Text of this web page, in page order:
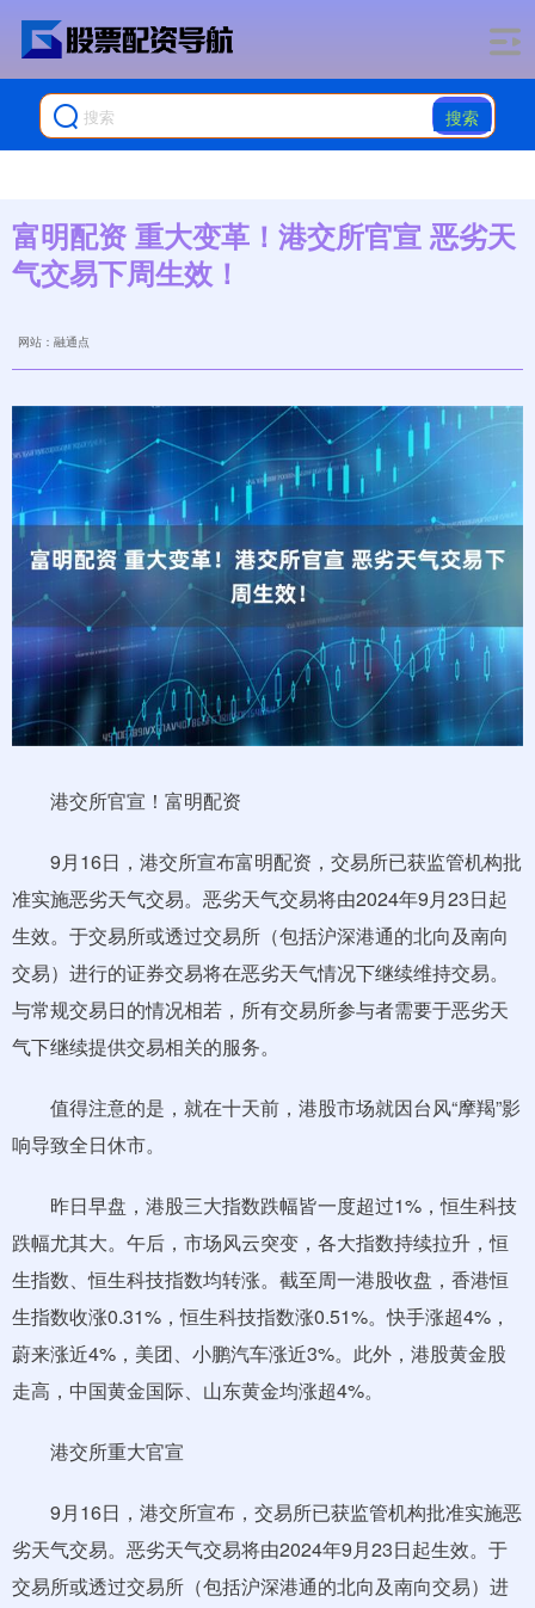
搜索
富明配资 重大变革！港交所官宣 恶劣天
气交易下周生效！
网站：融通点
港交所官宣！富明配资
9月16日，港交所宣布富明配资，交易所已获监管机构批
准实施恶劣天气交易。恶劣天气交易将由2024年9月23日起
生效。于交易所或透过交易所（包括沪深港通的北向及南向
交易）进行的证券交易将在恶劣天气情况下继续维持交易。
与常规交易日的情况相若，所有交易所参与者需要于恶劣天
气下继续提供交易相关的服务。
值得注意的是，就在十天前，港股市场就因台风“摩羯”影
响导致全日休市。
昨日早盘，港股三大指数跌幅皆一度超过1%，恒生科技
跌幅尤其大。午后，市场风云突变，各大指数持续拉升，恒
生指数、恒生科技指数均转涨。截至周一港股收盘，香港恒
生指数收涨0.31%，恒生科技指数涨0.51%。快手涨超4%，
蔚来涨近4%，美团、小鹏汽车涨近3%。此外，港股黄金股
走高，中国黄金国际、山东黄金均涨超4%。
港交所重大官宣
9月16日，港交所宣布，交易所已获监管机构批准实施恶
劣天气交易。恶劣天气交易将由2024年9月23日起生效。于
交易所或透过交易所（包括沪深港通的北向及南向交易）进